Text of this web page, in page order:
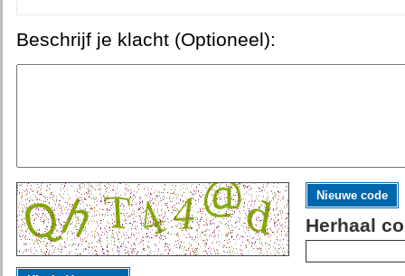
Beschrijf je klacht (Optioneel):
Nieuwe code
Herhaal